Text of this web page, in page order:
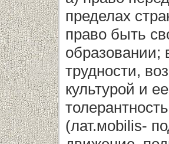
пределах
право быть
образовании;
трудности,
культурой и
(лат.мobilis-